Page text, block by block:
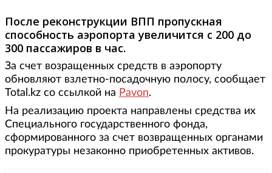
После реконструкции ВПП пропускная
способность аэропорта увеличится с 200 до
300 пассажиров в час.
За счет возращенных средств в аэропорту
обновляют взлетно-посадочную полосу, сообщает
Total.kz со ссылкой на Pavon.
На реализацию проекта направлены средства их
Специального государственного фонда,
сформированного за счет возвращенных органами
прокуратуры незаконно приобретенных активов.